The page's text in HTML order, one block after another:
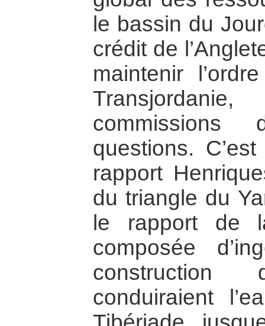
le bassin du
crédit de
maintenir
commissions
questions.
rapport
du triangle du
le rapport de
composée
conduiraient